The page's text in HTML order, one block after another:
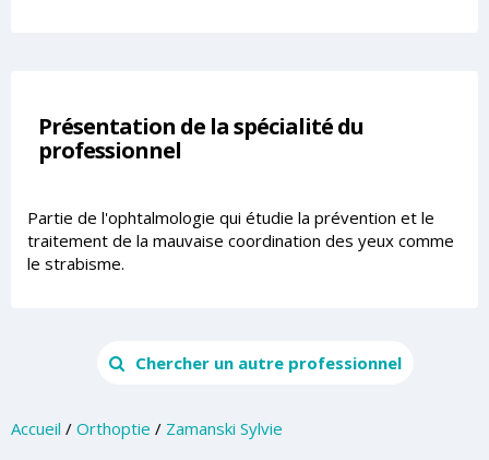
Présentation de la spécialité du
professionnel
Partie de l'ophtalmologie qui étudie la prévention et le
traitement de la mauvaise coordination des yeux comme
le strabisme.
Chercher un autre professionnel
Accueil / Orthoptie / Zamanski Sylvie